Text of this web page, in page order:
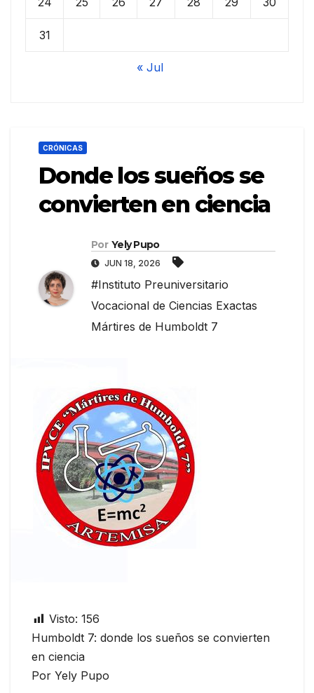
31
« Jul
CRÓNICAS
Donde los sueños se
convierten en ciencia
Por Yely Pupo
JUN 18, 2026
#Instituto Preuniversitario
Vocacional de Ciencias Exactas
Mártires de Humboldt 7
Visto: 156
Humboldt 7: donde los sueños se convierten
en ciencia
Por Yely Pupo